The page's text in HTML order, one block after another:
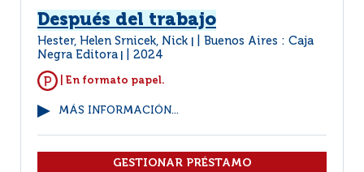
Después del trabajo
Hester, Helen Srnicek, Nick
Buenos Aires : Caja
Negra Editora
2024
| En formato papel.
MÁS INFORMACIÓN...